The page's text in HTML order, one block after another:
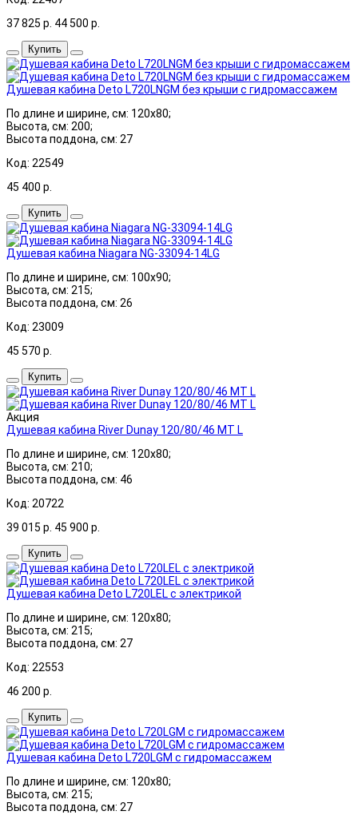
37 825 р. 44 500 р.
Купить
Душевая кабина Deto L720LNGM без крыши с гидромассажем
По длине и ширине, см: 120x80;
Высота, см: 200;
Высота поддона, см: 27
Код: 22549
45 400 р.
Купить
Душевая кабина Niagara NG-33094-14LG
По длине и ширине, см: 100x90;
Высота, см: 215;
Высота поддона, см: 26
Код: 23009
45 570 р.
Купить
Акция
Душевая кабина River Dunay 120/80/46 МТ L
По длине и ширине, см: 120x80;
Высота, см: 210;
Высота поддона, см: 46
Код: 20722
39 015 р. 45 900 р.
Купить
Душевая кабина Deto L720LEL с электрикой
По длине и ширине, см: 120x80;
Высота, см: 215;
Высота поддона, см: 27
Код: 22553
46 200 р.
Купить
Душевая кабина Deto L720LGM с гидромассажем
По длине и ширине, см: 120x80;
Высота, см: 215;
Высота поддона, см: 27